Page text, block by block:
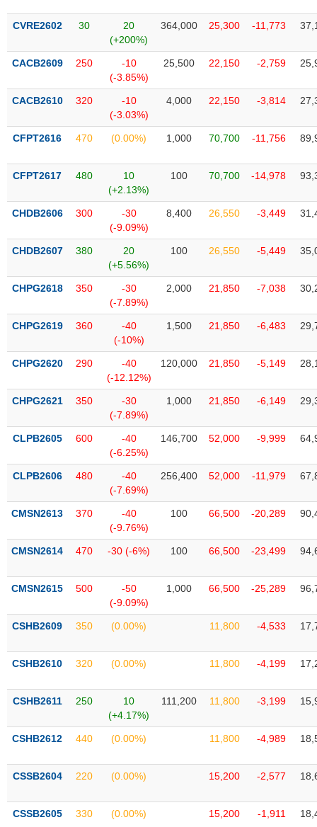
liệu
lý
thị
CVRE2602 30
20
(+200%)
364,000 25,300 -11,773
CACB2609 250
-10
(-3.85%)
25,500 22,150 -2,759
CACB2610 320
-10
(-3.03%)
4,000 22,150 -3,814
CFPT2616 470 (0.00%) 1,000 70,700 -11,756
CFPT2617 480
10
(+2.13%)
100 70,700 -14,978
CHDB2606 300
-30
(-9.09%)
8,400 26,550 -3,449
CHDB2607 380
20
(+5.56%)
100 26,550 -5,449
CHPG2618 350
-30
(-7.89%)
2,000 21,850 -7,038
CHPG2619 360
-40
(-10%)
1,500 21,850 -6,483
CHPG2620 290
-40
(-12.12%)
120,000 21,850 -5,149
CHPG2621 350
-30
(-7.89%)
1,000 21,850 -6,149
CLPB2605 600
-40
(-6.25%)
146,700 52,000 -9,999
CLPB2606 480
-40
(-7.69%)
256,400 52,000 -11,979
CMSN2613 370
-40
(-9.76%)
100 66,500 -20,289
CMSN2614 470 -30 (-6%) 100 66,500 -23,499
CMSN2615 500
-50
(-9.09%)
1,000 66,500 -25,289
CSHB2609 350 (0.00%) 11,800 -4,533
CSHB2610 320 (0.00%) 11,800 -4,199
CSHB2611 250
10
(+4.17%)
111,200 11,800 -3,199
CSHB2612 440 (0.00%) 11,800 -4,989
CSSB2604 220 (0.00%) 15,200 -2,577
CSSB2605 330 (0.00%) 15,200 -1,911
TIÊU
KHÔNG
THIẾT
DÙNG
THIẾT
SÓC
KHỎE
CHÍNH
CÔNG
THÔNG
TIN
DỊCH
TRUYỀN
THÔNG
TIỆN